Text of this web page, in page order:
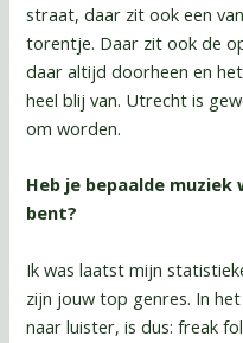
straat, daar zit ook een
torentje. Daar zit ook de
daar altijd doorheen en
heel blij van. Utrecht is
om worden.
Heb je bepaalde
bent?
Ik was laatst mijn
zijn jouw top genres. In
naar luister, is dus: freak